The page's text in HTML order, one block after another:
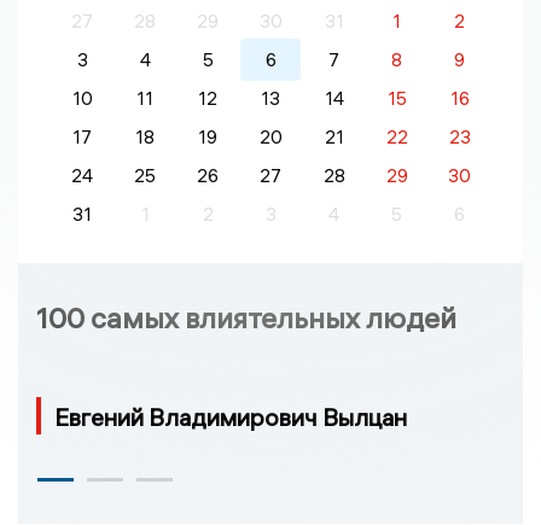
27
28 29 30 31 1
2
3
4 5 6 7 8
9
10
11 12 13 14 15
16
17
18 19 20 21 22
23
24
25 26 27 28 29
30
31
1 2 3 4 5 6
100 самых влиятельных людей
Евгений Владимирович Вылцан